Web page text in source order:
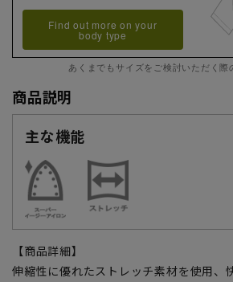
Find out more on your
body type
あくまでもサイズをご検討いただく際
商品説明
主な機能
【商品詳細】
伸縮性に優れたストレッチ素材を使用、